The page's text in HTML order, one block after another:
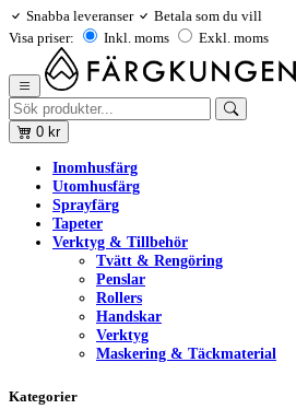
Snabba leveranser
Betala som du vill
Visa priser:
Inkl. moms Exkl. moms
0 kr
Inomhusfärg
Utomhusfärg
Sprayfärg
Tapeter
Verktyg & Tillbehör
Tvätt & Rengöring
Penslar
Rollers
Handskar
Verktyg
Maskering & Täckmaterial
Kategorier